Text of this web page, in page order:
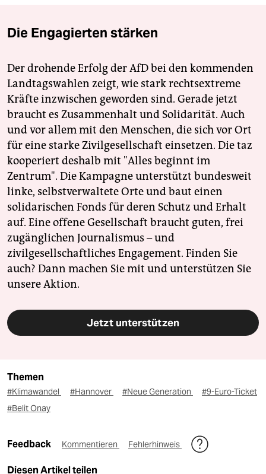
Die Engagierten stärken
Der drohende Erfolg der AfD bei den kommenden
Landtagswahlen zeigt, wie stark rechtsextreme
Kräfte inzwischen geworden sind. Gerade jetzt
braucht es Zusammenhalt und Solidarität. Auch
und vor allem mit den Menschen, die sich vor Ort
für eine starke Zivilgesellschaft einsetzen. Die taz
kooperiert deshalb mit "Alles beginnt im
Zentrum". Die Kampagne unterstützt bundesweit
linke, selbstverwaltete Orte und baut einen
solidarischen Fonds für deren Schutz und Erhalt
auf. Eine offene Gesellschaft braucht guten, frei
zugänglichen Journalismus – und
zivilgesellschaftliches Engagement. Finden Sie
auch? Dann machen Sie mit und unterstützen Sie
unsere Aktion.
Jetzt unterstützen
Themen
#Klimawandel #Hannover #Neue Generation
#9-Euro-Ticket
#Belit Onay
Feedback Kommentieren Fehlerhinweis
Diesen Artikel teilen